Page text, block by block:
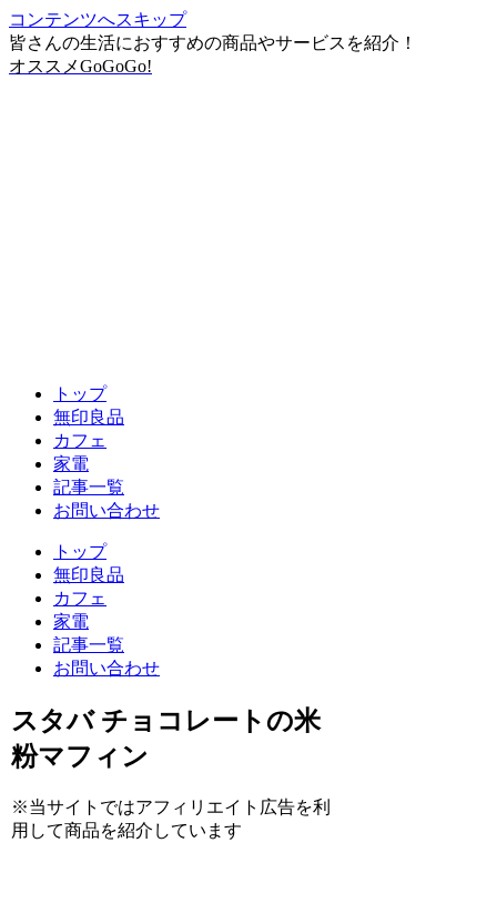
コンテンツへスキップ
皆さんの生活におすすめの商品やサービスを紹介！
オススメGoGoGo!
トップ
無印良品
カフェ
家電
記事一覧
お問い合わせ
トップ
無印良品
カフェ
家電
記事一覧
お問い合わせ
スタバ チョコレートの米
粉マフィン
※当サイトではアフィリエイト広告を利
用して商品を紹介しています